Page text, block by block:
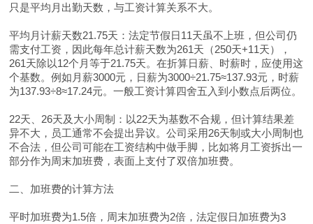
只是平均月出勤天数，与工资计算关系不大。
平均月计薪天数21.75天：法定节假日11天虽不上班，但公司仍
需支付工资，因此每年总计薪天数为261天（250天+11天），
261天除以12个月等于21.75天。在折算日薪、时薪时，应使用这
个基数。例如月薪3000元，日薪为3000÷21.75≈137.93元，时薪
为137.93÷8≈17.24元。一般工资计算四舍五入到小数点后两位。
22天、26天及大小周制：以22天为基数不合规，但计算结果差
异不大，员工通常不会提出异议。公司采用26天制或大小周制也
不合法，但公司可能在工资结构中做手脚，比如将月工资拆出一
部分作为周末加班费，表面上支付了双倍加班费。
二、加班费的计算方法
平时加班费为1.5倍，周末加班费为2倍，法定假日加班费为3